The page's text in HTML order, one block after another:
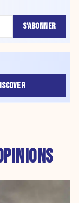
S'ABONNER